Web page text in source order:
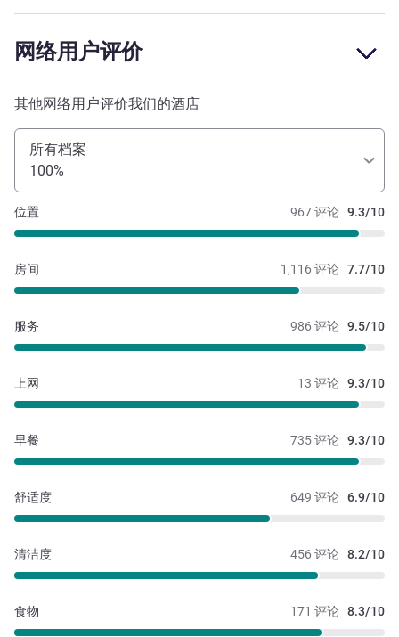
网络用户评价
其他网络用户评价我们的酒店
所有档案
100%
967 评论 9.3/10
位置
1,116 评论 7.7/10
房间
986 评论 9.5/10
服务
13 评论 9.3/10
上网
735 评论 9.3/10
早餐
649 评论 6.9/10
舒适度
456 评论 8.2/10
清洁度
171 评论 8.3/10
食物